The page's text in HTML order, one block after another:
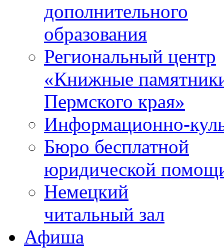
дополнительного
образования
Региональный центр
«Книжные
Пермского края»
Информационно-
Бюро бесплатной
юридической
Немецкий
читальный зал
Афиша